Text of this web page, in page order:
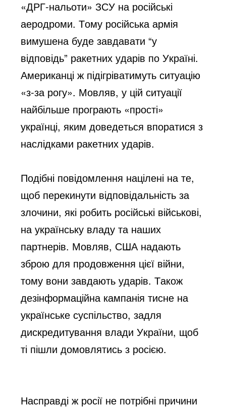
«ДРГ-нальоти» ЗСУ на російські
аеродроми. Тому російська армія
вимушена буде завдавати “у
відповідь” ракетних ударів по Україні.
Американці ж підігріватимуть ситуацію
«з-за рогу». Мовляв, у цій ситуації
найбільше програють «прості»
українці, яким доведеться впоратися з
наслідками ракетних ударів.
Подібні повідомлення націлені на те,
щоб перекинути відповідальність за
злочини, які робить російські військові,
на українську владу та наших
партнерів. Мовляв, США надають
зброю для продовження цієї війни,
тому вони завдають ударів. Також
дезінформаційна кампанія тисне на
українське суспільство, задля
дискредитування влади України, щоб
ті пішли домовлятись з росією.
Насправді ж росії не потрібні причини